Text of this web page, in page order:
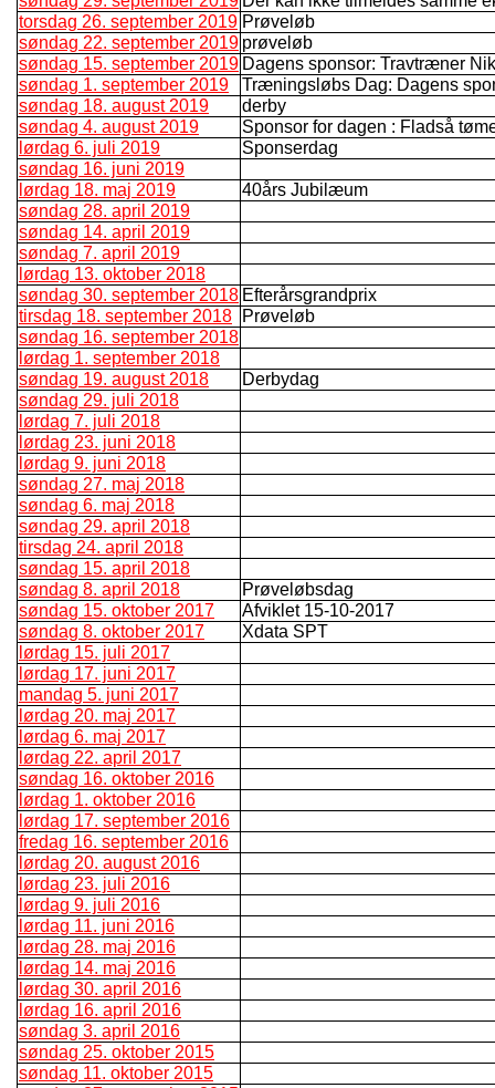
torsdag 26. september 2019 Prøveløb
søndag 22. september 2019 prøveløb
søndag 15. september 2019 Dagens sponsor: Travtræner
søndag 1. september 2019
Træningsløbs Dag: Dagens
søndag 18. august 2019
derby
søndag 4. august 2019
Sponsor for dagen : Fladså
lørdag 6. juli 2019
Sponserdag
søndag 16. juni 2019
lørdag 18. maj 2019
40års Jubilæum
søndag 28. april 2019
søndag 14. april 2019
søndag 7. april 2019
lørdag 13. oktober 2018
søndag 30. september 2018 Efterårsgrandprix
tirsdag 18. september 2018
Prøveløb
søndag 16. september 2018
lørdag 1. september 2018
søndag 19. august 2018
Derbydag
søndag 29. juli 2018
lørdag 7. juli 2018
lørdag 23. juni 2018
lørdag 9. juni 2018
søndag 27. maj 2018
søndag 6. maj 2018
søndag 29. april 2018
tirsdag 24. april 2018
søndag 15. april 2018
søndag 8. april 2018
Prøveløbsdag
søndag 15. oktober 2017
Afviklet 15-10-2017
søndag 8. oktober 2017
Xdata SPT
lørdag 15. juli 2017
lørdag 17. juni 2017
mandag 5. juni 2017
lørdag 20. maj 2017
lørdag 6. maj 2017
lørdag 22. april 2017
søndag 16. oktober 2016
lørdag 1. oktober 2016
lørdag 17. september 2016
fredag 16. september 2016
lørdag 20. august 2016
lørdag 23. juli 2016
lørdag 9. juli 2016
lørdag 11. juni 2016
lørdag 28. maj 2016
lørdag 14. maj 2016
lørdag 30. april 2016
lørdag 16. april 2016
søndag 3. april 2016
søndag 25. oktober 2015
søndag 11. oktober 2015